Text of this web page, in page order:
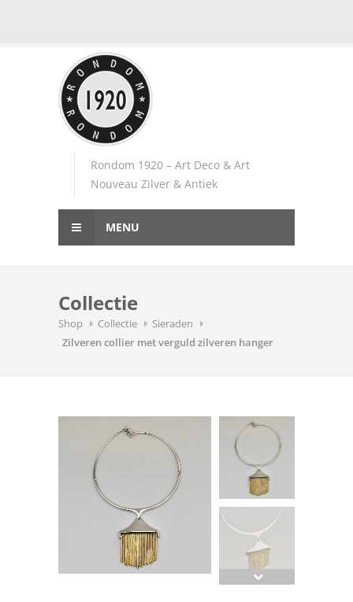
Rondom 1920 – Art Deco & Art
Nouveau Zilver & Antiek
MENU
Collectie
Shop Collectie
Sieraden
Zilveren collier met verguld zilveren hanger